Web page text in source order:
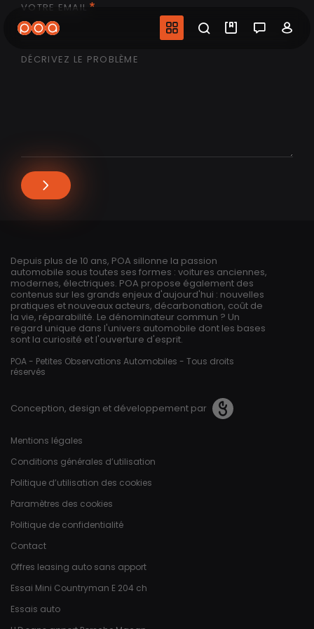
au
contenu
Navigation
Recherche
Mes
VOTRE EMAIL
DÉCRIVEZ LE PROBLÈME
Depuis plus de 10 ans, POA sillonne la passion
automobile sous toutes ses formes : voitures anciennes,
modernes, électriques. POA propose également des
contenus sur les grands enjeux d'aujourd'hui : nouvelles
pratiques et nouveaux acteurs, décarbonation, coût de
la vie, réparabilité. Le dénominateur commun ? Un
regard unique dans l'univers automobile dont les bases
sont la curiosité et l'ouverture d'esprit.
POA - Petites Observations Automobiles - Tous droits
réservés
Conception, design et développement par
Pied de page
Mentions légales
Conditions générales d’utilisation
Politique d’utilisation des cookies
Paramètres des cookies
Politique de confidentialité
Contact
Offres leasing auto sans apport
Essai Mini Countryman E 204 ch
Essais auto